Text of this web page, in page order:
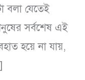
বলা যেতেই
সর্বশেষ এই
হয়ে না যায়,